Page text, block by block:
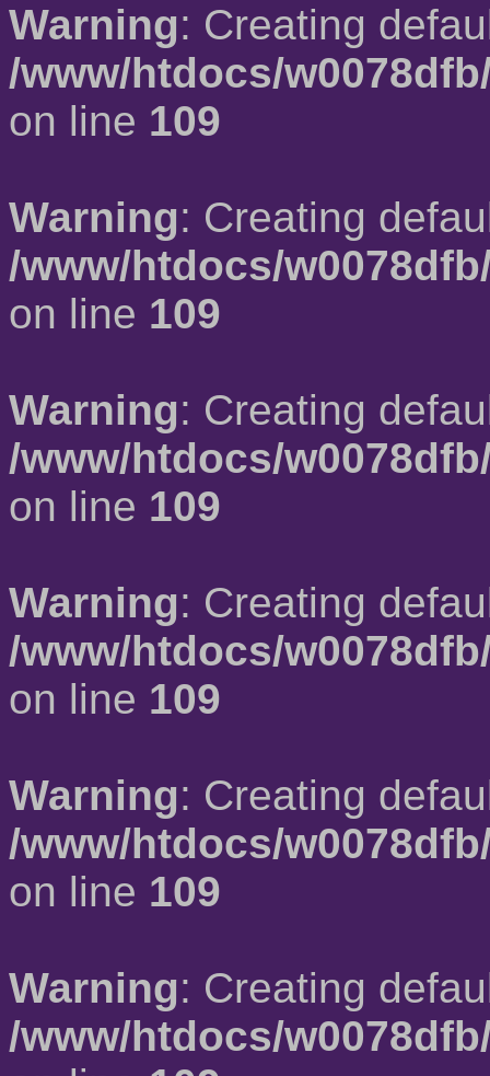
Warning: Creating
/www/htdocs/
on line 109
Warning: Creating
/www/htdocs/
on line 109
Warning: Creating
/www/htdocs/
on line 109
Warning: Creating
/www/htdocs/
on line 109
Warning: Creating
/www/htdocs/
on line 109
Warning: Creating
/www/htdocs/